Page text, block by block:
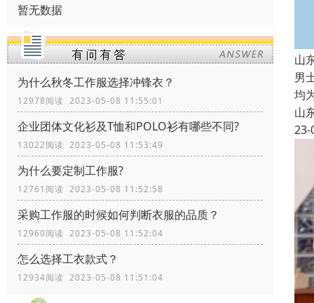
暂无数据
为什么秋冬工作服选择冲锋衣？
12978阅读 2023-05-08 11:55:01
企业团体文化衫及T恤和POLO衫有哪些不同?
13022阅读 2023-05-08 11:53:49
为什么要定制工作服?
12761阅读 2023-05-08 11:52:58
采购工作服的时候如何判断衣服的品质？
12960阅读 2023-05-08 11:52:04
怎么选择工衣款式？
12934阅读 2023-05-08 11:51:04
山
男
均
山
23-